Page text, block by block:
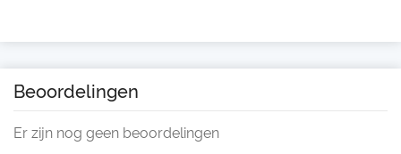
Beoordelingen
Er zijn nog geen beoordelingen